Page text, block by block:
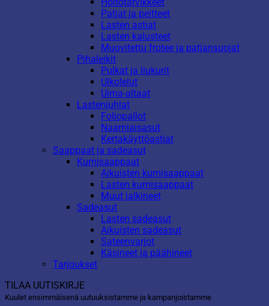
Patjat ja peitteet
Lasten astiat
Lasten kalusteet
Muovitettu frotee ja patjansuojat
Pihaleikit
Pulkat ja liukurit
Ulkolelut
Uima-altaat
Lastenjuhlat
Foliopallot
Naamiaisasut
Kertakäyttöastiat
Saappaat ja sadeasut
Kumisaappaat
Aikuisten kumisaappaat
Lasten kumisaappaat
Muut jalkineet
Sadeasut
Lasten sadeasut
Aikuisten sadeasut
Sateenvarjot
Käsineet ja päähineet
Tarjoukset
TILAA UUTISKIRJE
Kuulet ensimmäisenä uutuuksistamme ja kampanjoistamme